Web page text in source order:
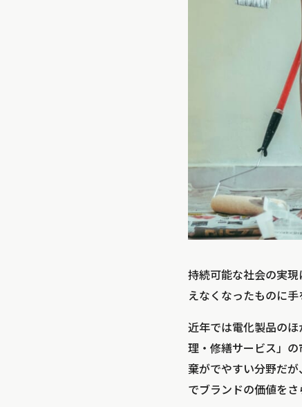
持続可能な社会の実
えなくなったものに
近年では電化製品の
理・修繕サービス」
棄がでやすい分野だ
でブランドの価値をさ